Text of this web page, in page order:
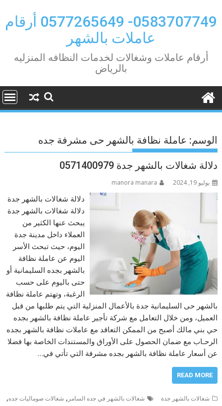
to
content
0583707749- 0577265649 أرقام
عاملات بالشهر
أرقام عاملات وشغالات لخدمات النظافه المنزليه
بالرياض
الوسم: عاملة نظافة بالشهر حى مشرفة جده
دلالة شغالات بالشهر جدة 0571400979
يوليو 19, 2024 manora manara
دلالة شغالات بالشهر جدة
دلالة شغالات بالشهر جدة
يبحث عنها الكثير من
العملاء داخل مدينة جدة
اليوم، حيث تبحث الأسر
اليوم عن عاملة نظافة
بالشهر بجده السليمانية أو
حتى باليوم على حسب
الرغبة، وتهتم عاملة نظافة
بالشهر حى السليمانية جدة بالأعمال المنزلية التي يتم طلبها من قبل
العميل، ومن خلال التعامل مع شركة تأجير عاملة نظافة بالشهر بجده
حي بني مالك أصبح من الممكن التعاقد مع عاملات نظافة بالشهر بجده
الرحـاب مع ضمان الحصول على الأوراق والمستندات الخاصة بها فضلا
عن أسعار عاملة نظافة بالشهر بجده مشرفة التي تأتي في…
READ MORE
شغالات بالشهر جدة شغالات بالشهر في جده السامر , شغالات صوماليات جده,